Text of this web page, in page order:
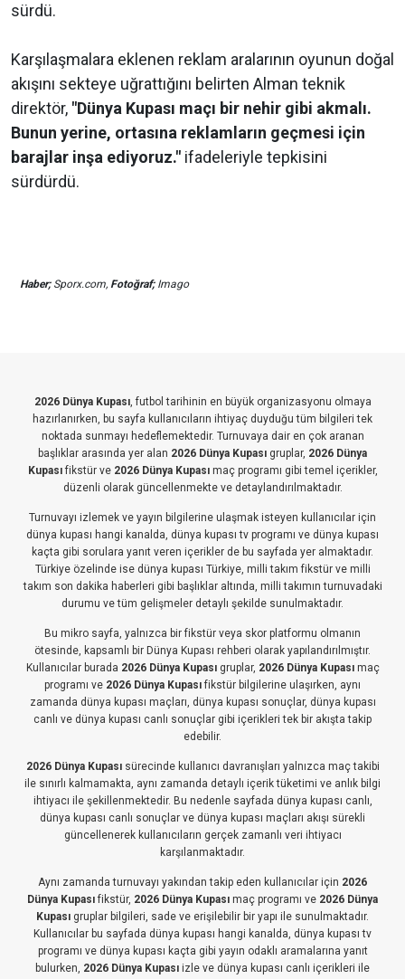
sürdü.
Karşılaşmalara eklenen reklam aralarının oyunun doğal
akışını sekteye uğrattığını belirten Alman teknik
direktör, "Dünya Kupası maçı bir nehir gibi akmalı.
Bunun yerine, ortasına reklamların geçmesi için
barajlar inşa ediyoruz." ifadeleriyle tepkisini
sürdürdü.
Haber;Sporx.com, Fotoğraf;Imago
2026 Dünya Kupası, futbol tarihinin en büyük organizasyonu olmaya
hazırlanırken, bu sayfa kullanıcıların ihtiyaç duyduğu tüm bilgileri tek
noktada sunmayı hedeflemektedir. Turnuvaya dair en çok aranan
başlıklar arasında yer alan 2026 Dünya Kupası gruplar, 2026 Dünya
Kupasıfikstür ve 2026 Dünya Kupasımaç programı gibi temel içerikler,
düzenli olarak güncellenmekte ve detaylandırılmaktadır.
Turnuvayı izlemek ve yayın bilgilerine ulaşmak isteyen kullanıcılar için
dünya kupası hangi kanalda, dünya kupası tv programı ve dünya kupası
kaçta gibi sorulara yanıt veren içerikler de bu sayfada yer almaktadır.
Türkiye özelinde ise dünya kupası Türkiye, milli takım fikstür ve milli
takım son dakika haberleri gibi başlıklar altında, milli takımın turnuvadaki
durumu ve tüm gelişmeler detaylı şekilde sunulmaktadır.
Bu mikro sayfa, yalnızca bir fikstür veya skor platformu olmanın
ötesinde, kapsamlı bir Dünya Kupası rehberi olarak yapılandırılmıştır.
Kullanıcılar burada 2026 Dünya Kupasıgruplar, 2026 Dünya Kupasımaç
programı ve 2026 Dünya Kupasıfikstür bilgilerine ulaşırken, aynı
zamanda dünya kupası maçları, dünya kupası sonuçlar, dünya kupası
canlı ve dünya kupası canlı sonuçlar gibi içerikleri tek bir akışta takip
edebilir.
2026 Dünya Kupasısürecinde kullanıcı davranışları yalnızca maç takibi
ile sınırlı kalmamakta, aynı zamanda detaylı içerik tüketimi ve anlık bilgi
ihtiyacı ile şekillenmektedir. Bu nedenle sayfada dünya kupası canlı,
dünya kupası canlı sonuçlar ve dünya kupası maçları akışı sürekli
güncellenerek kullanıcıların gerçek zamanlı veri ihtiyacı
karşılanmaktadır.
Aynı zamanda turnuvayı yakından takip eden kullanıcılar için 2026
Dünya Kupasıfikstür, 2026 Dünya Kupası maç programı ve 2026 Dünya
Kupası gruplar bilgileri, sade ve erişilebilir bir yapı ile sunulmaktadır.
Kullanıcılar bu sayfada dünya kupası hangi kanalda, dünya kupası tv
programı ve dünya kupası kaçta gibi yayın odaklı aramalarına yanıt
bulurken, 2026 Dünya Kupası izle ve dünya kupası canlı içerikleri ile